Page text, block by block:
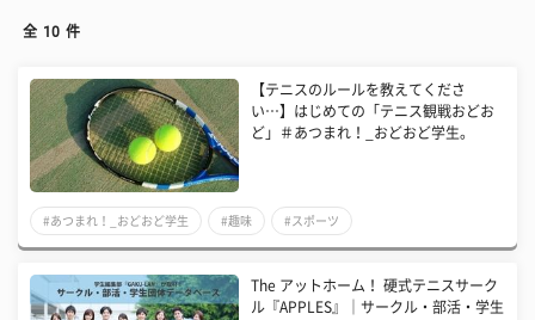
全 10 件
【テニスのルールを教えてくださ
い…】はじめての「テニス観戦おどお
ど」＃あつまれ！_おどおど学生。
#あつまれ！_おどおど学生 #趣味 #スポーツ
The アットホーム！ 硬式テニスサーク
ル『APPLES』｜サークル・部活・学生